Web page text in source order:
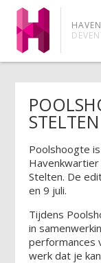
Poolshoogte
Stelten. De
en 9 juli.
Tijdens
in
performances
werk dat je